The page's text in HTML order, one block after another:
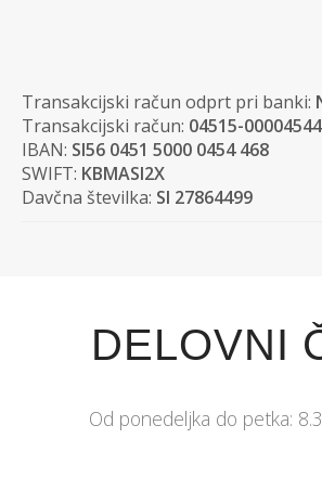
Transakcijski račun odprt pri banki:
Transakcijski račun: 04515-
IBAN: SI56 0451 5000 0454 468
SWIFT: KBMASI2X
Davčna številka: SI 27864499
DELOVNI
Od ponedeljka do petka: